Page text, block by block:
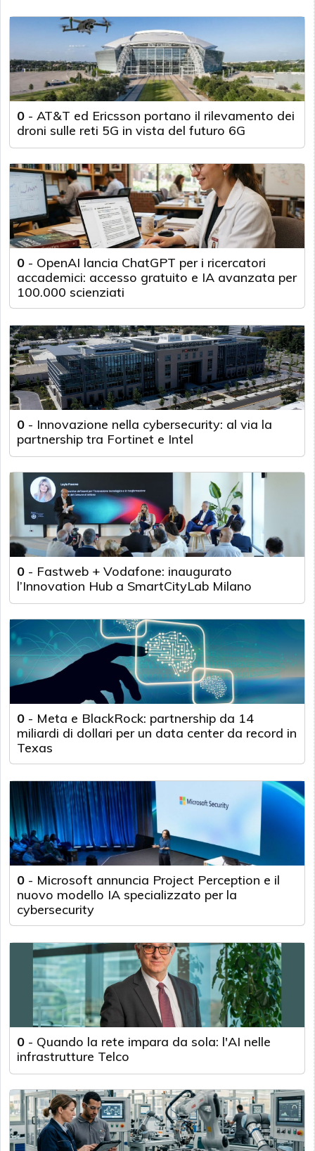
0 - AT&T ed Ericsson portano il rilevamento dei
droni sulle reti 5G in vista del futuro 6G
0 - OpenAI lancia ChatGPT per i ricercatori
accademici: accesso gratuito e IA avanzata per
100.000 scienziati
0 - Innovazione nella cybersecurity: al via la
partnership tra Fortinet e Intel
0 - Fastweb + Vodafone: inaugurato
l’Innovation Hub a SmartCityLab Milano
0 - Meta e BlackRock: partnership da 14
miliardi di dollari per un data center da record in
Texas
0 - Microsoft annuncia Project Perception e il
nuovo modello IA specializzato per la
cybersecurity
0 - Quando la rete impara da sola: l'AI nelle
infrastrutture Telco